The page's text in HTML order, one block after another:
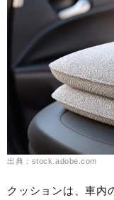
出典：stock.adobe.com
クッションは、車内